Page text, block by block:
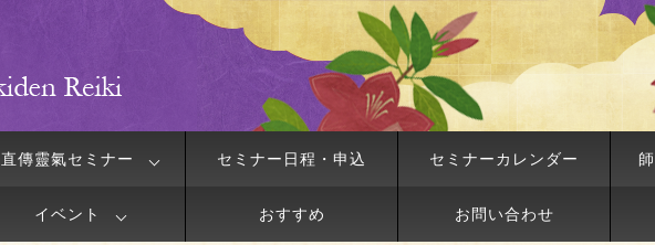
直傳靈氣セミナー セミナー日程・申込 セミナーカレンダー
イベント おすすめ お問い合わせ